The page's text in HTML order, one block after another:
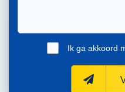
Ik ga akkoord